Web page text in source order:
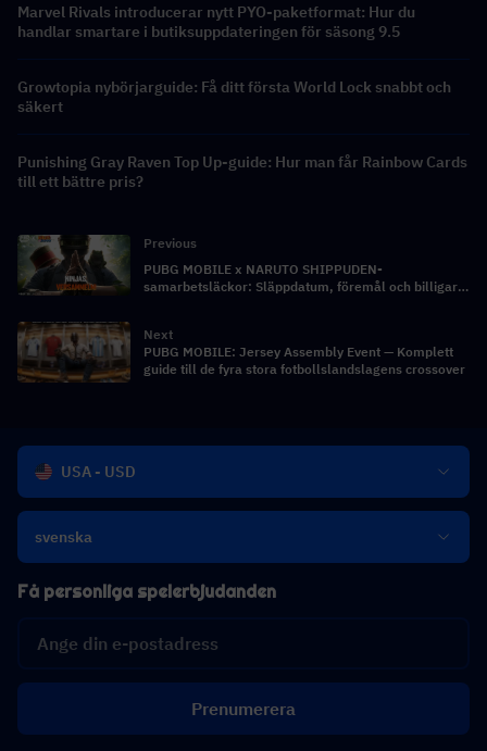
Marvel Rivals introducerar nytt PYO-paketformat: Hur du
handlar smartare i butiksuppdateringen för säsong 9.5
Growtopia nybörjarguide: Få ditt första World Lock snabbt och
säkert
Punishing Gray Raven Top Up-guide: Hur man får Rainbow Cards
till ett bättre pris?
Previous
PUBG MOBILE x NARUTO SHIPPUDEN-
samarbetsläckor: Släppdatum, föremål och billigare
Next
PUBG MOBILE: Jersey Assembly Event — Komplett
guide till de fyra stora fotbollslandslagens crossover
USA - USD
svenska
Få personliga spelerbjudanden
Prenumerera